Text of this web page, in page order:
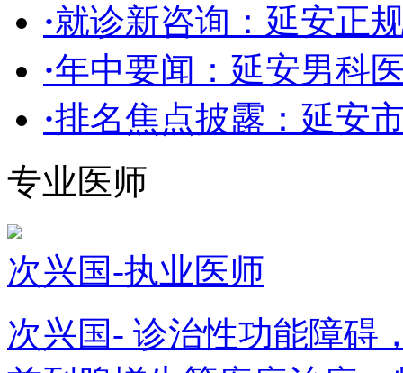
·就诊新咨询：延安正
·年中要闻：延安男科
·排名焦点披露：延安
专业医师
次兴国-执业医师
次兴国- 诊治性功能障碍